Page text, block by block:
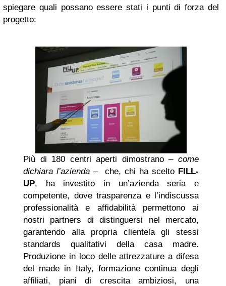
spiegare quali possano essere stati i punti di forza del
progetto:
Più di 180 centri aperti dimostrano – come
dichiara l’azienda – che, chi ha scelto FILL-
UP, ha investito in un’azienda seria e
competente, dove trasparenza e l’indiscussa
professionalità e affidabilità permettono ai
nostri partners di distinguersi nel mercato,
garantendo alla propria clientela gli stessi
standards qualitativi della casa madre.
Produzione in loco delle attrezzature a difesa
del made in Italy, formazione continua degli
affiliati, piani di crescita ambiziosi, una